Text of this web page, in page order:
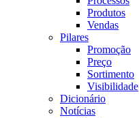
Produtos
Vendas
Pilares
Promoção
Preço
Sortimento
Visibilidade
Dicionário
Notícias